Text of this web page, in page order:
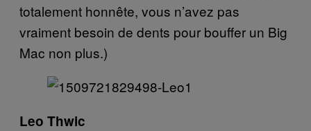
totalement honnête, vous n’avez pas
vraiment besoin de dents pour bouffer un Big
Mac non plus.)
Leo Thwic